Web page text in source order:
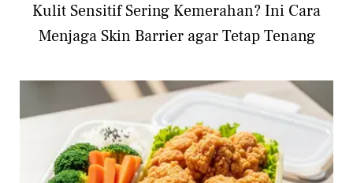
Kulit Sensitif Sering Kemerahan? Ini Cara
Menjaga Skin Barrier agar Tetap Tenang